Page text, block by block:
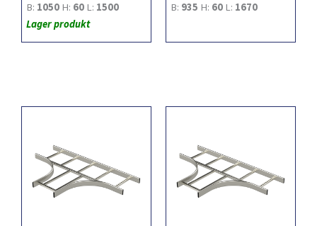
B: 1050 H: 60 L: 1500
Lager produkt
B: 935 H: 60 L: 1670